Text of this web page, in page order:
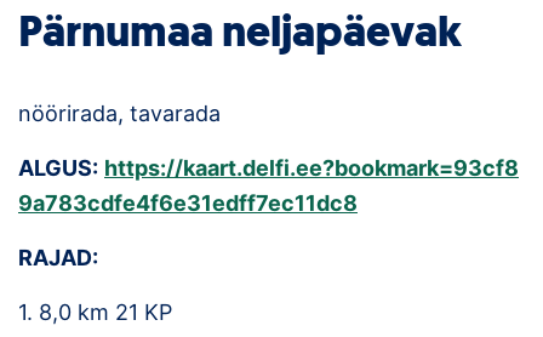
Toetamine
Telli litsents!
Noored
Pärnumaa neljapäevak
nöörirada, tavarada
ALGUS: https://kaart.delfi.ee?bookmark=93cf8
9a783cdfe4f6e31edff7ec11dc8
RAJAD:
1. 8,0 km 21 KP